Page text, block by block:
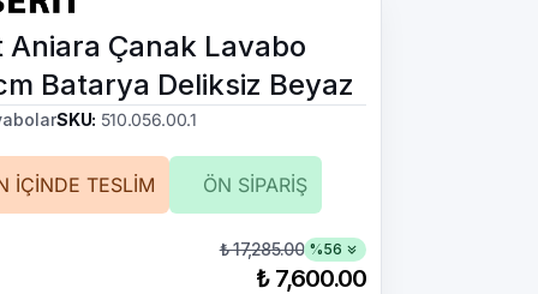
Aniara Çanak Lavabo
Batarya Deliksiz Beyaz
SKU: 510.056.00.1
İÇİNDE TESLİM ÖN SİPARİŞ
₺ 17,285.00 %56
₺ 7,600.00